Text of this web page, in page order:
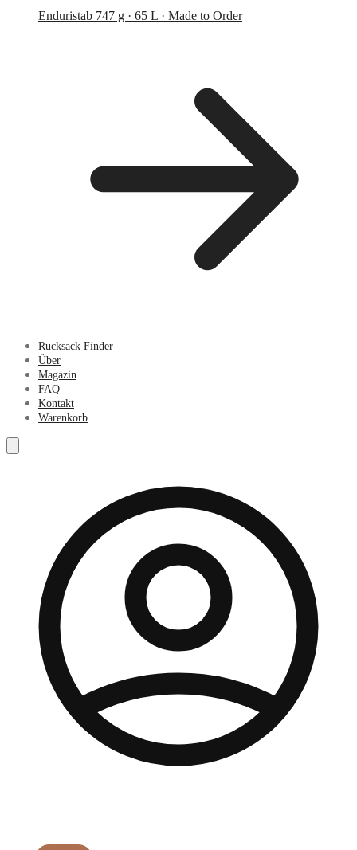
Enduristab 747 g · 65 L · Made to Order
Rucksack Finder
Über
Magazin
FAQ
Kontakt
Warenkorb